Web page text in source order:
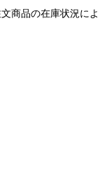
商品の在庫状況によ